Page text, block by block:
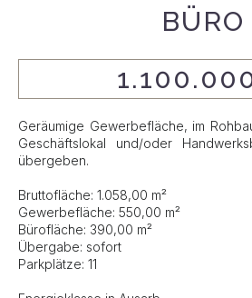
BÜRO
Geräumige Gewerbefläche, im
Geschäftslokal und/oder
übergeben.
Bruttofläche: 1.058,00 m²
Gewerbefläche: 550,00 m²
Bürofläche: 390,00 m²
Übergabe: sofort
Parkplätze: 11